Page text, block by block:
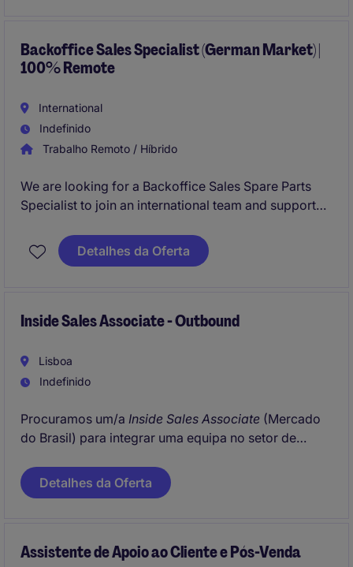
This is an excellent opportunity to join a growing
international organization that offers long-term
flexibility of working 100% remotely from Portugal.
Backoffice Sales Specialist (German Market) |
100% Remote
International
Indefinido
Trabalho Remoto / Híbrido
We are looking for a Backoffice Sales Spare Parts
Specialist to join an international team and support
managing customer orders, coordinating deliveries,
and ensuring an excellent customer experience
Detalhes da Oferta
Inside Sales Associate - Outbound
Lisboa
Indefinido
Procuramos um/a Inside Sales Associate (Mercado
do Brasil) para integrar uma equipa no setor de
essencial no atendimento ao cliente e na gestão de
vendas outbound, adotando uma abordagem
clientes.
Detalhes da Oferta
Assistente de Apoio ao Cliente e Pós-Venda